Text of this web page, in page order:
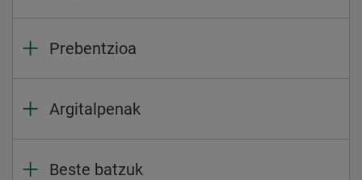
Prebentzioa
Argitalpenak
Beste batzuk